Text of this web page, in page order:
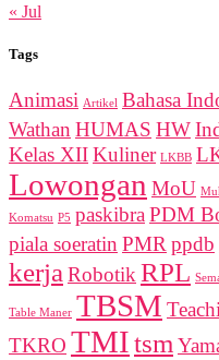
« Jul
Tags
Animasi Artikel Bahasa
Wathan HUMAS HW
Kelas XIIKuliner LKBB
Lowongan MoU
Komatsu P5 paskibra PDM
piala soeratin PMR ppdb
kerja Robotik RPL
Table Maner TBSM
TKRO TMItsm